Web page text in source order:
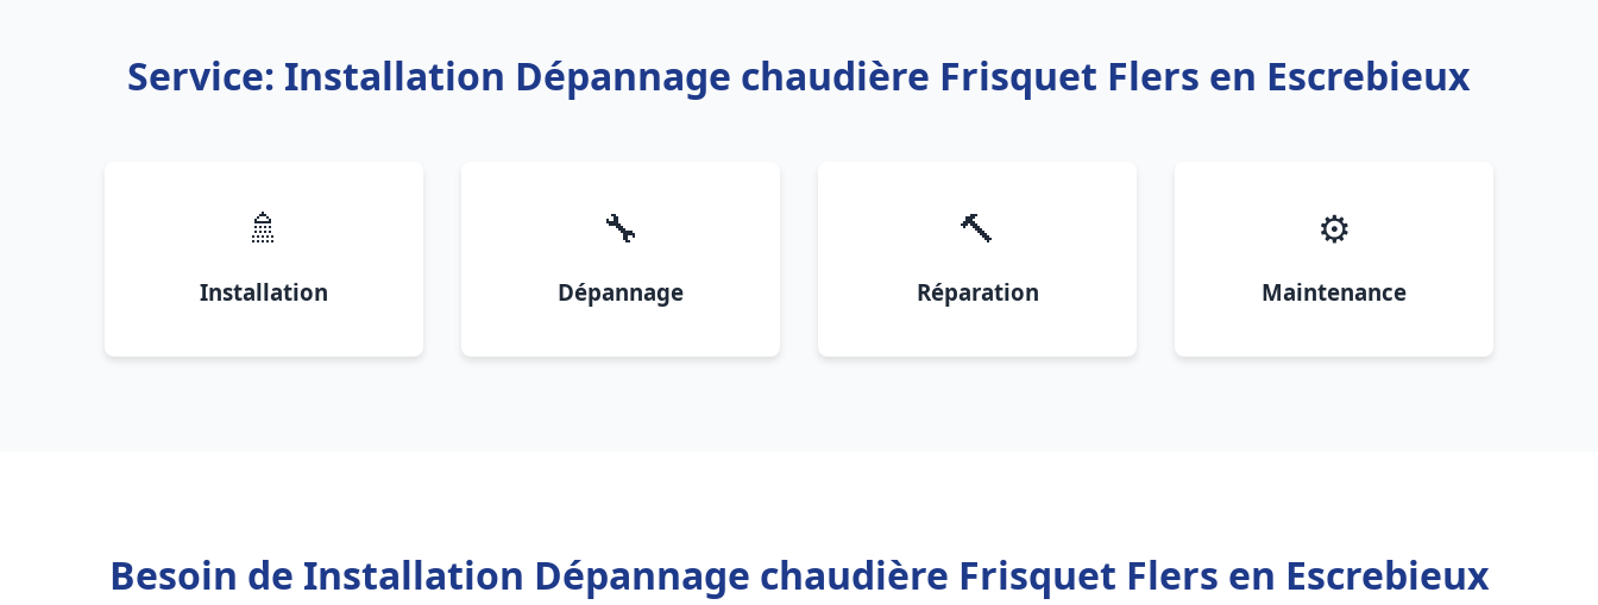
Service: Installation Dépannage chaudière Frisquet Flers en Escrebieux
🚿
Installation
🔧
Dépannage
🔨
Réparation
⚙️
Maintenance
Besoin de Installation Dépannage chaudière Frisquet Flers en Escrebieux